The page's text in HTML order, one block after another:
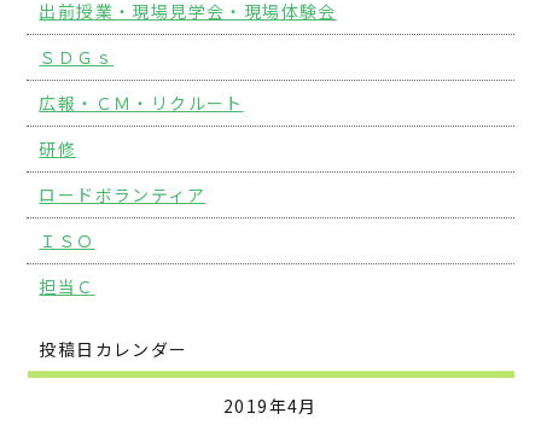
出前授業・現場見学会・現場体験会
ＳＤＧｓ
広報・ＣＭ・リクルート
研修
ロードボランティア
ＩＳＯ
担当Ｃ
投稿日カレンダー
2019年4月